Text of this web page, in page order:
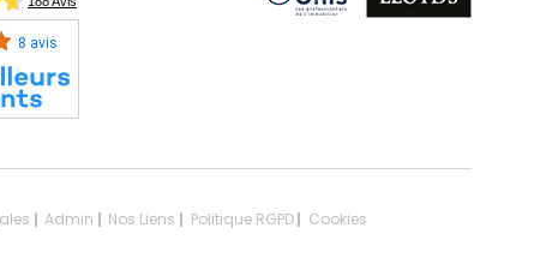
8 avis
Admin Nos Liens Politique RGPD Cookies